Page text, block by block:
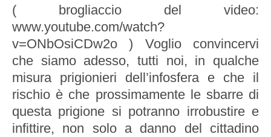
( brogliaccio del video:
www.youtube.com/watch?
v=ONbOsiCDw2o ) Voglio convincervi
che siamo adesso, tutti noi, in qualche
misura prigionieri dell’infosfera e che il
rischio è che prossimamente le sbarre di
questa prigione si potranno irrobustire e
infittire, non solo a danno del cittadino